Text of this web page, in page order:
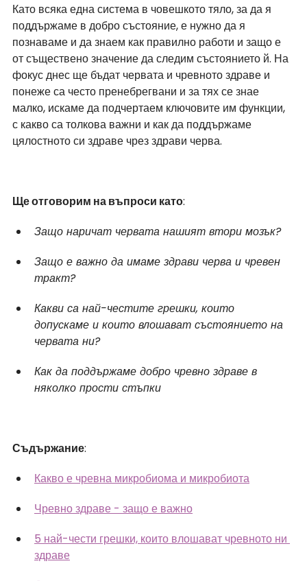
Като всяка една система в човешкото тяло, за да я
поддържаме в добро състояние, е нужно да я
познаваме и да знаем как правилно работи и защо е
от съществено значение да следим състоянието й. На
фокус днес ще бъдат червата и чревното здраве и
понеже са често пренебрегвани и за тях се знае
малко, искаме да подчертаем ключовите им функции,
с какво са толкова важни и как да поддържаме
цялостното си здраве чрез здрави черва.
Ще отговорим на въпроси като:
Защо наричат червата нашият втори мозък?
Защо е важно да имаме здрави черва и чревен
тракт?
Какви са най-честите грешки, които
допускаме и които влошават състоянието на
червата ни?
Как да поддържаме добро чревно здраве в
няколко прости стъпки
Съдържание:
Какво е чревна микробиома и микробиота
Чревно здраве - защо е важно
5 най-чести грешки, които влошават чревното ни
здраве